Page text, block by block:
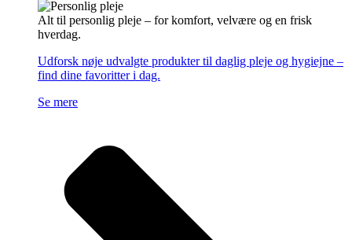
Alt til personlig pleje – for komfort, velvære og en frisk
hverdag.
Udforsk nøje udvalgte produkter til daglig pleje og hygiejne –
find dine favoritter i dag.
Se mere